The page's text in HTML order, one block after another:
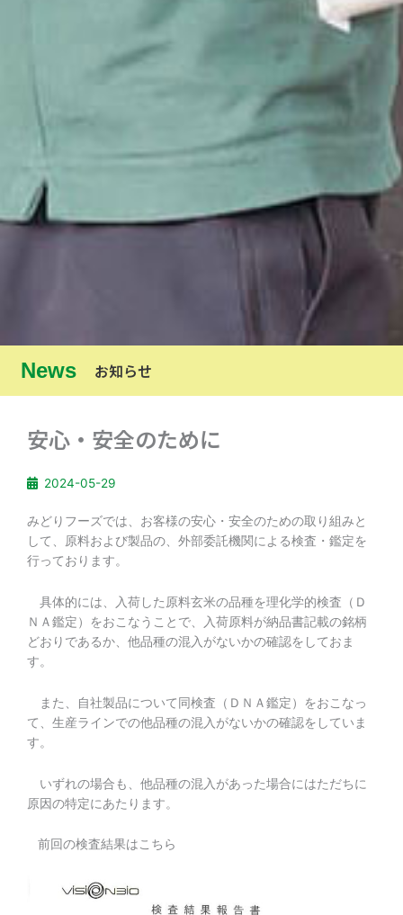
News お知らせ
安心・安全のために
2024-05-29
みどりフーズでは、お客様の安心・安全のための取り組みと
して、原料および製品の、外部委託機関による検査・鑑定を
行っております。
具体的には、入荷した原料玄米の品種を理化学的検査（Ｄ
ＮＡ鑑定）をおこなうことで、入荷原料が納品書記載の銘柄
どおりであるか、他品種の混入がないかの確認をしておま
す。
また、自社製品について同検査（ＤＮＡ鑑定）をおこなっ
て、生産ラインでの他品種の混入がないかの確認をしていま
す。
いずれの場合も、他品種の混入があった場合にはただちに
原因の特定にあたります。
前回の検査結果はこちら